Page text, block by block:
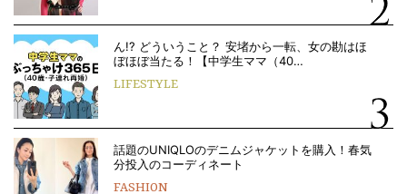
ん!? どういうこと？ 安堵から一転、女の勘はほ
ぼほぼ当たる！【中学生ママ（40…
LIFESTYLE
話題のUNIQLOのデニムジャケットを購入！春気
分投入のコーディネート
FASHION